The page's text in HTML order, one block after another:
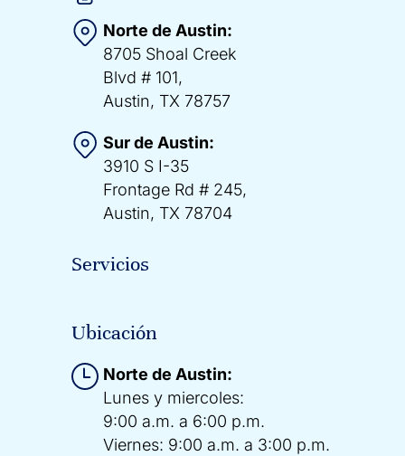
Norte de Austin:
8705 Shoal Creek
Blvd # 101,
Austin, TX 78757
Sur de Austin:
3910 S I-35
Frontage Rd # 245,
Austin, TX 78704
Servicios
Ubicación
Norte de Austin:
Lunes y miercoles:
9:00 a.m. a 6:00 p.m.
Viernes: 9:00 a.m. a 3:00 p.m.